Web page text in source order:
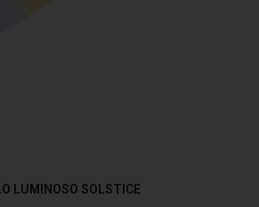
LUMINOSO SOLSTICE